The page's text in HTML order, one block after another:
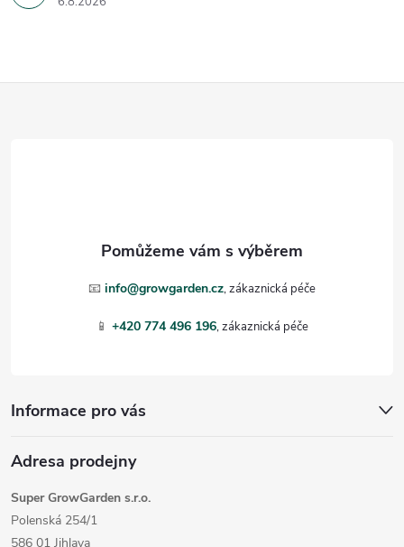
📧 info@growgarden.cz
📱 +420 774 496 196
Informace pro vás
Adresa prodejny
Super GrowGarden s.r.o.
Polenská 254/1
586 01 Jihlava